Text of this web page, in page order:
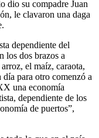
dio su compadre Juan
le clavaron una daga
dependiente del
los dos brazos a
el maíz, caraota,
para otro comenzó a
una economía
dependiente de los
de puertos”,